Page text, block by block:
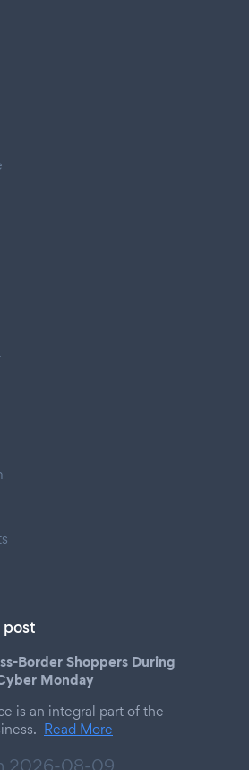
post
Border Shoppers During
Monday
is an integral part of the
Read More